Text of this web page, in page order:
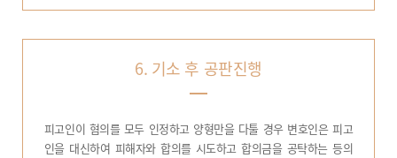
6. 기소 후 공판진행
피고인이 혐의를 모두 인정하고 양형만을 다툴 경우 변호인은 피고
인을 대신하여 피해자와 합의를 시도하고 합의금을 공탁하는 등의